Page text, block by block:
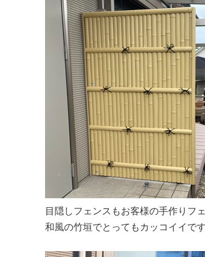
目隠しフェンスもお客様の手作りフ
和風の竹垣でとってもカッコイイで